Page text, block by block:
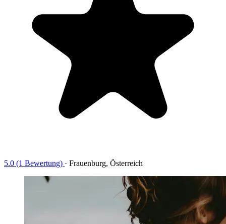
5.0 (1 Bewertung) · Frauenburg, Österreich